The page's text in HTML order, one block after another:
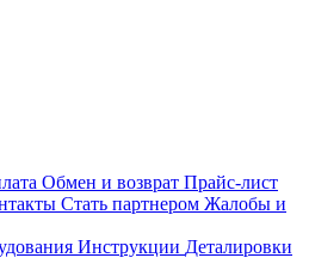
Обмен и возврат Прайс-лист
Стать партнером Жалобы и
Инструкции Деталировки